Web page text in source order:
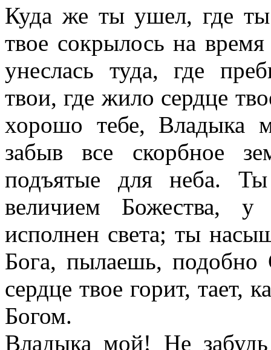
Куда же ты ушел, где
твое сокрылось на
унеслась туда, где
твои, где жило сердце
хорошо тебе, Владыка
забыв все скорбное
подъятые для неба.
величием Божества,
исполнен света; ты
Бога, пылаешь,
сердце твое горит, тает,
Богом.
Владыка мой! Не